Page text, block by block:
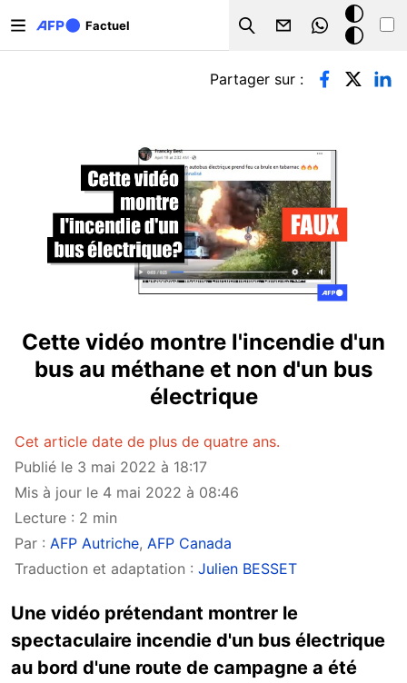
Factuel
Search
Mode
sombre
Onglets principaux
Partager sur :
Cette vidéo montre l'incendie d'un
bus au méthane et non d'un bus
électrique
Cet article date de plus de quatre ans.
Publié le 3 mai 2022 à 18:17
Mis à jour le 4 mai 2022 à 08:46
Lecture : 2 min
Par : AFP Autriche, AFP Canada
Traduction et adaptation : Julien BESSET
Une vidéo prétendant montrer le
spectaculaire incendie d'un bus électrique
au bord d'une route de campagne a été